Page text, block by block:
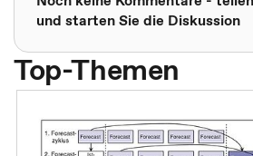
und starten Sie die Diskussion
Top-Themen